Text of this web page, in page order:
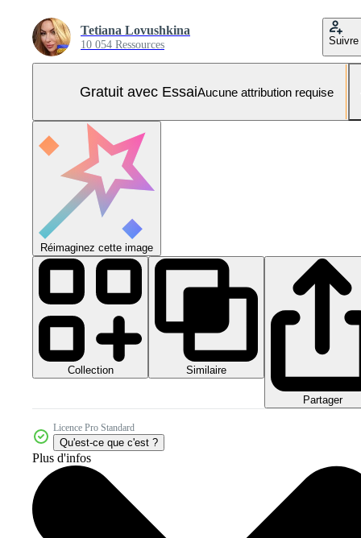
Tetiana Lovushkina
10 054 Ressources Suivre
Gratuit avec EssaiAucune attribution requise
Réimaginez cette image
Collection Similaire
Partager
Licence Pro Standard
Qu'est-ce que c'est ?
Plus d'infos